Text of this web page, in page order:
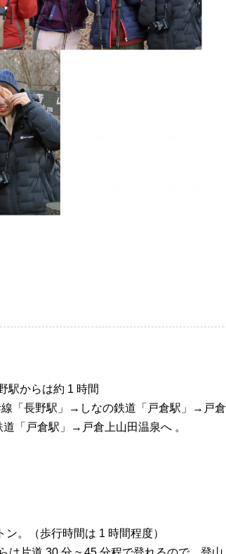
駅からは約 1 時間
「長野駅」→しなの鉄道「戸倉駅」→戸倉
「戸倉駅」→戸倉上山田温泉へ 。
。（歩行時間は 1 時間程度）